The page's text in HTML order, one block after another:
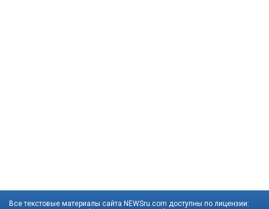
Все текстовые материалы сайта NEWSru.com доступны по лицензии: